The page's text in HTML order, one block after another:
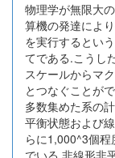
物理学が無限大
算機の発達によ
を実行するとい
てである.こうし
スケールからマ
とつなぐことが
多数集めた系の
平衡状態および
らに1,000^3個
でいる.非線形非